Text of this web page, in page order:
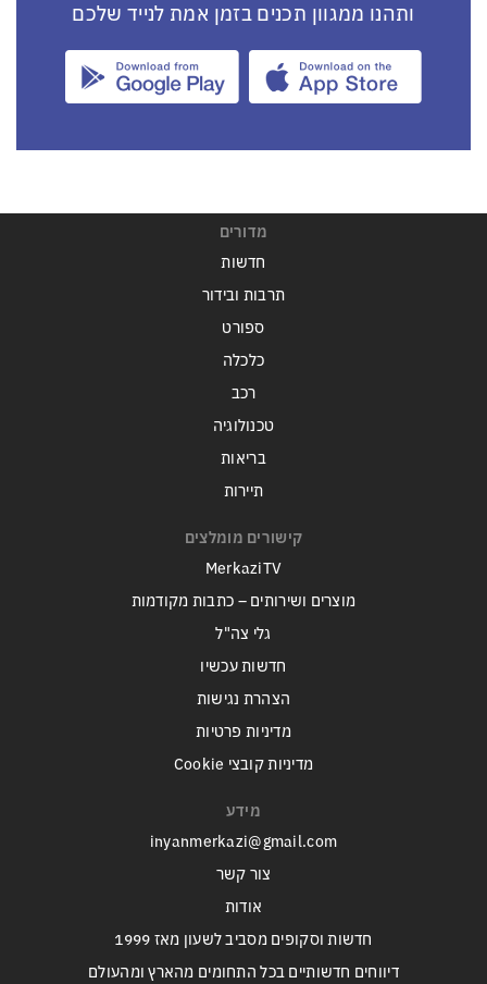
ותהנו ממגוון תכנים בזמן אמת לנייד שלכם
מדורים
חדשות
תרבות ובידור
ספורט
כלכלה
רכב
טכנולוגיה
בריאות
תיירות
קישורים מומלצים
MerkaziTV
מוצרים ושירותים – כתבות מקודמות
גלי צה"ל
חדשות עכשיו
הצהרת נגישות
מדיניות פרטיות
מדיניות קובצי Cookie
מידע
inyanmerkazi@gmail.com
צור קשר
אודות
חדשות וסקופים מסביב לשעון מאז 1999
דיווחים חדשותיים בכל התחומים מהארץ ומהעולם